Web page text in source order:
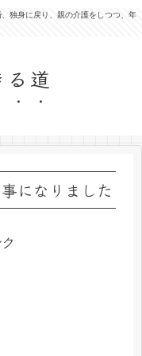
独身に戻り、親の介護をしつつ、年
る道
になりました